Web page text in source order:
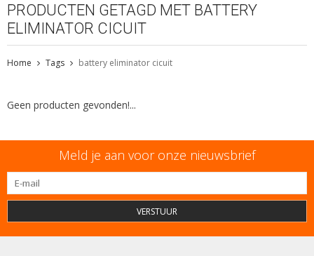
PRODUCTEN GETAGD MET BATTERY
ELIMINATOR CICUIT
Home Tags battery eliminator cicuit
Geen producten gevonden!...
Meld je aan voor onze nieuwsbrief
VERSTUUR